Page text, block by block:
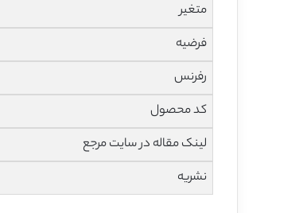
متغیر
فرضیه
رفرنس
کد محصول
لینک مقاله در سایت مرجع
نشریه